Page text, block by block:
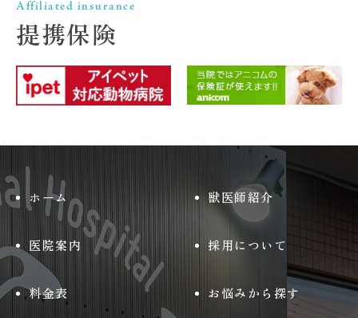
Affiliated insurance
提携保険
ホーム 獣医師紹介
医院案内 採用について
料金表 お悩みから探す